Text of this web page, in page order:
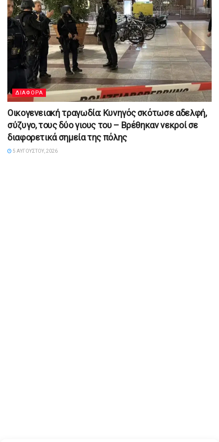
ΔΙΑΦΟΡΑ
Οικογενειακή τραγωδία: Κυνηγός σκότωσε αδελφή,
σύζυγο, τους δύο γιους του – Βρέθηκαν νεκροί σε
διαφορετικά σημεία της πόλης
5 ΑΥΓΟΎΣΤΟΥ, 2026